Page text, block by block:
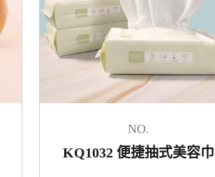
NO.
KQ1032 便捷抽式美容巾